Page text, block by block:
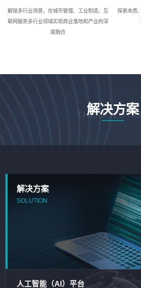
解锁多行业场景，在城市管理、工业制造、互
联网服务多行业领域实现商业落地和产业的深
度融合
探索本质
解决方案
THE
解决方案
SOLUTION
人工智能（AI）平台